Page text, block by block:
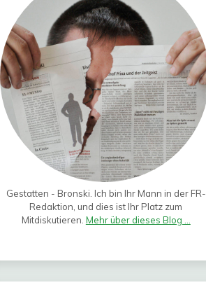
Gestatten - Bronski. Ich bin Ihr Mann in der FR-
Redaktion, und dies ist Ihr Platz zum
Mitdiskutieren. Mehr über dieses Blog ...